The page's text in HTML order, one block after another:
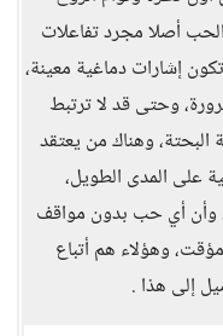
أصلا مجرد تفاعلات
إشارات دماغية معينة،
وحتى قد لا ترتبط
البحتة، وهناك من يعتقد
على المدى الطويل،
، وأن أي حب بدون مواقف
وهؤلاء هم أتباع
إلى هذا .